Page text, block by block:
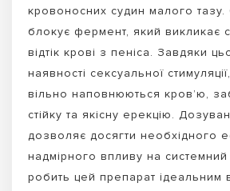
кровоносних судин малого тазу.
блокує фермент, який викликає
відтік крові з пеніса. Завдяки
наявності сексуальної
вільно наповнюються кров’ю,
стійку та якісну ерекцію.
дозволяє досягти необхідного
надмірного впливу на системний
робить цей препарат ідеальним